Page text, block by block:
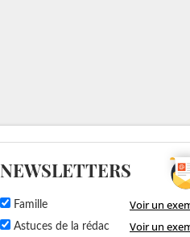
NEWSLETTERS
Famille Voir un
Astuces de la rédac Voir un